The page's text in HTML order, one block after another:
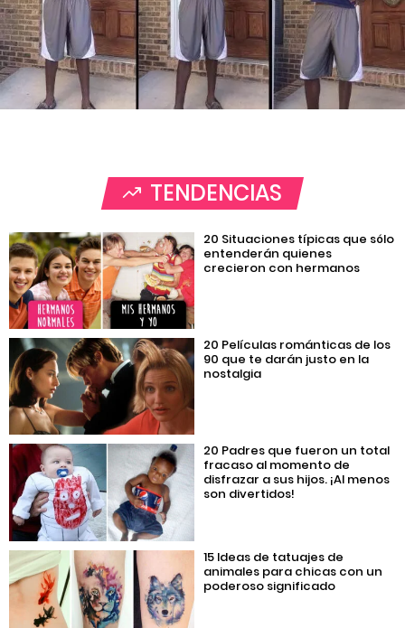
TENDENCIAS
20 Situaciones típicas que sólo
entenderán quienes
crecieron con hermanos
20 Películas románticas de los
90 que te darán justo en la
nostalgia
20 Padres que fueron un total
fracaso al momento de
disfrazar a sus hijos. ¡Al menos
son divertidos!
15 Ideas de tatuajes de
animales para chicas con un
poderoso significado